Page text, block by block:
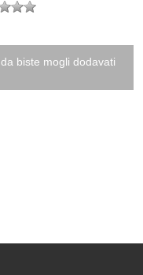
da biste mogli dodavati